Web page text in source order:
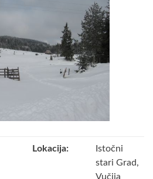
Lokacija:
Istočni
stari Grad,
Vučija